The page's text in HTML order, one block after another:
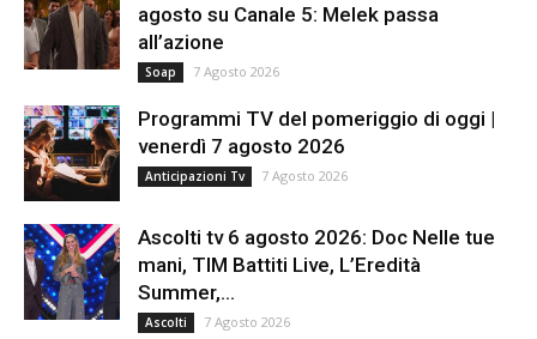
agosto su Canale 5: Melek passa
all’azione
Soap 7 Agosto 2026
Programmi TV del pomeriggio di oggi |
venerdì 7 agosto 2026
Anticipazioni Tv 7 Agosto 2026
Ascolti tv 6 agosto 2026: Doc Nelle tue
mani, TIM Battiti Live, L’Eredità
Summer,...
Ascolti 7 Agosto 2026